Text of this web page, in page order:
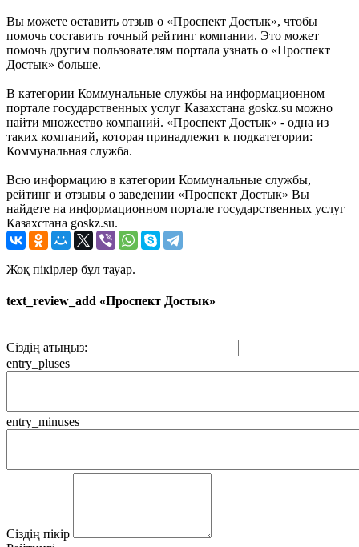
Вы можете оставить отзыв о «Проспект Достык», чтобы
помочь составить точный рейтинг компании. Это может
помочь другим пользователям портала узнать о «Проспект
Достык» больше.
В категории Коммунальные службы на информационном
портале государственных услуг Казахстана goskz.su можно
найти множество компаний. «Проспект Достык» - одна из
таких компаний, которая принадлежит к подкатегории:
Коммунальная служба.
Всю информацию в категории Коммунальные службы,
рейтинг и отзывы о заведении «Проспект Достык» Вы
найдете на информационном портале государственных услуг
Казахстана goskz.su.
Жоқ пікірлер бұл тауар.
text_review_add «Проспект Достык»
Сіздің атыңыз:
entry_pluses
entry_minuses
Сіздің пікір